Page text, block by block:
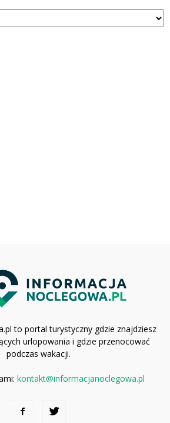
to portal turystyczny gdzie znajdziesz
urlopowania i gdzie przenocować
podczas wakacji.
kontakt@informacjanoclegowa.pl